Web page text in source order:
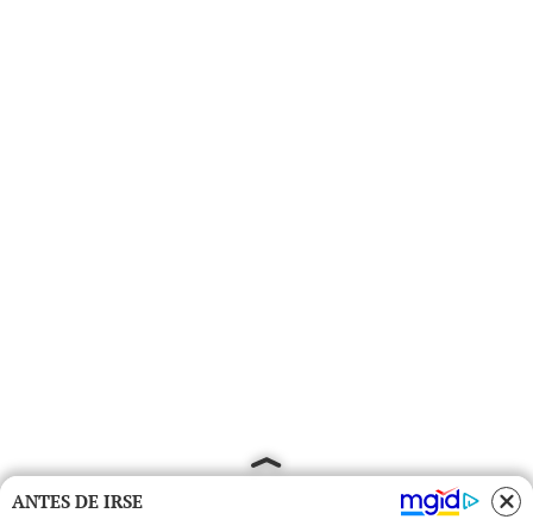
ANTES DE IRSE